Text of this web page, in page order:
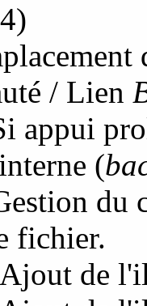
/ Lien
appui
(
du
fichier.
de